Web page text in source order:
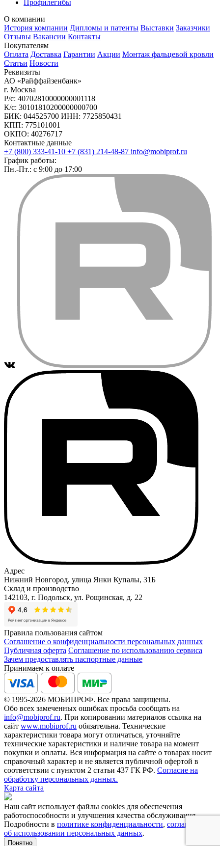
Профилегибы
О компании
История компании Дипломы и патенты Выставки Заказчики
Отзывы Вакансии Контакты
Покупателям
Оплата Доставка Гарантии Акции Монтаж фальцевой кровли
Статьи Новости
Реквизиты
АО «Райффайзенбанк»
г. Москва
Р/с: 40702810000000001118
К/с: 30101810200000000700
БИК: 044525700 ИНН: 7725850431
КПП: 775101001
ОКПО: 40276717
Контактные данные
+7 (800) 333-41-10 +7 (831) 214-48-87 info@mobiprof.ru
График работы:
Пн.-Пт.: с 9:00 до 17:00
Адрес
Нижний Новгород, улица Янки Купалы, 31Б
Склад и производство
142103, г. Подольск, ул. Рощинская, д. 22
Правила пользования сайтом
Соглашение о конфиденциальности персональных данных
Публичная оферта Соглашение по использованию сервиса
Зачем предоставлять паспортные данные
Принимаем к оплате
© 1995-2026 МОБИПРОФ. Все права защищены.
Обо всех замеченных ошибках просьба сообщать на
info@mobiprof.ru. При копировании материалов ссылка на
сайт www.mobiprof.ru обязательна. Технические
характеристики товара могут отличаться, уточняйте
технические характеристики и наличие товара на момент
покупки и оплаты. Вся информация на сайте о товарах носит
справочный характер и не является публичной офертой в
соответствии с пунктом 2 статьи 437 ГК РФ. Согласие на
обработку персональных данных.
Карта сайта
Наш сайт использует файлы cookies для обеспечения
работоспособности и улучшения качества обслуживания.
Подробности в политике конфиденциальности, соглашении
об использовании персональных данных.
Понятно